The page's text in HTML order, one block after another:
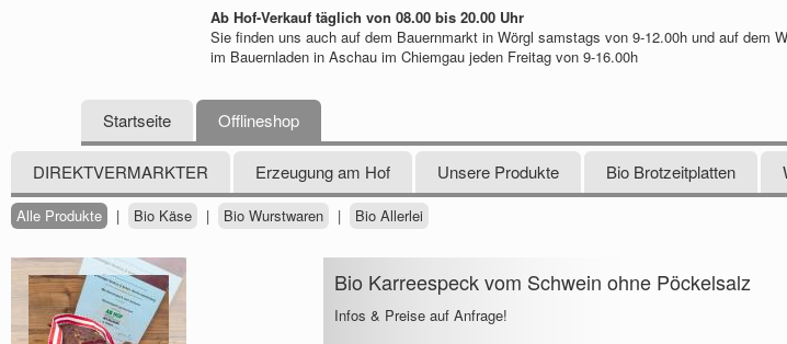
Ab Hof-Verkauf täglich von 08.00 bis 20.00 Uhr
Sie finden uns auch auf dem Bauernmarkt in Wörgl samstags von 9-12.00h und auf dem
im Bauernladen in Aschau im Chiemgau jeden Freitag von 9-16.00h
Startseite Offlineshop
DIREKTVERMARKTER Erzeugung am Hof Unsere Produkte Bio Brotzeitplatten
Alle Produkte | Bio Käse | Bio Wurstwaren | Bio Allerlei
Bio Karreespeck vom Schwein ohne Pöckelsalz
Infos & Preise auf Anfrage!